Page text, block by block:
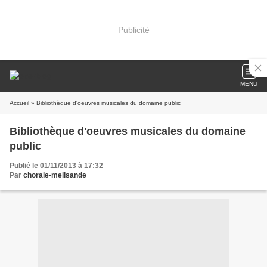
Publicité
MENU
Accueil » Bibliothèque d'oeuvres musicales du domaine public
Bibliothèque d'oeuvres musicales du domaine
public
Publié le 01/11/2013 à 17:32
Par chorale-melisande